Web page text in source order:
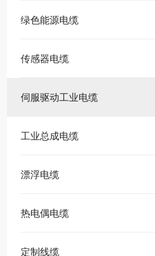
绿色能源电缆
传感器电缆
伺服驱动工业电缆
工业总成电缆
漂浮电缆
热电偶电缆
定制线缆